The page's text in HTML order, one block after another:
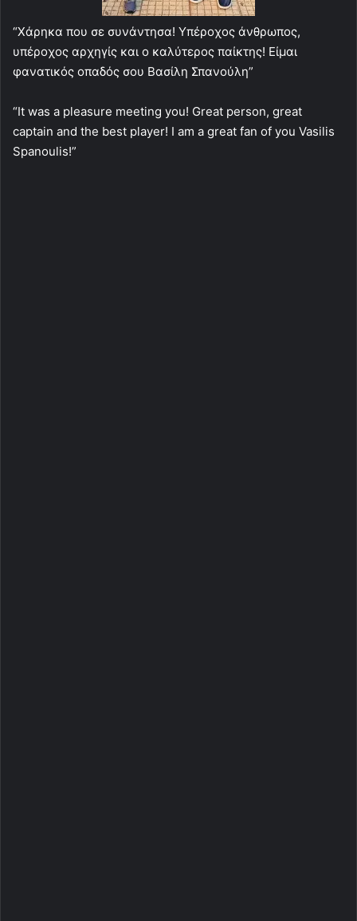
“Χάρηκα που σε συνάντησα! Υπέροχος άνθρωπος,
υπέροχος αρχηγίς και ο καλύτερος παίκτης! Είμαι
φανατικός οπαδός σου Βασίλη Σπανούλη”
“It was a pleasure meeting you! Great person, great
captain and the best player! I am a great fan of you Vasilis
Spanoulis!”